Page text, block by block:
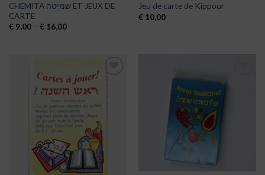
CHEMITA שמיטה ET JEUX DE
CARTE
€9,00– €16,00
Jeu de carte de Kippour
€10,00
à la liste
souhaits
Ajouter